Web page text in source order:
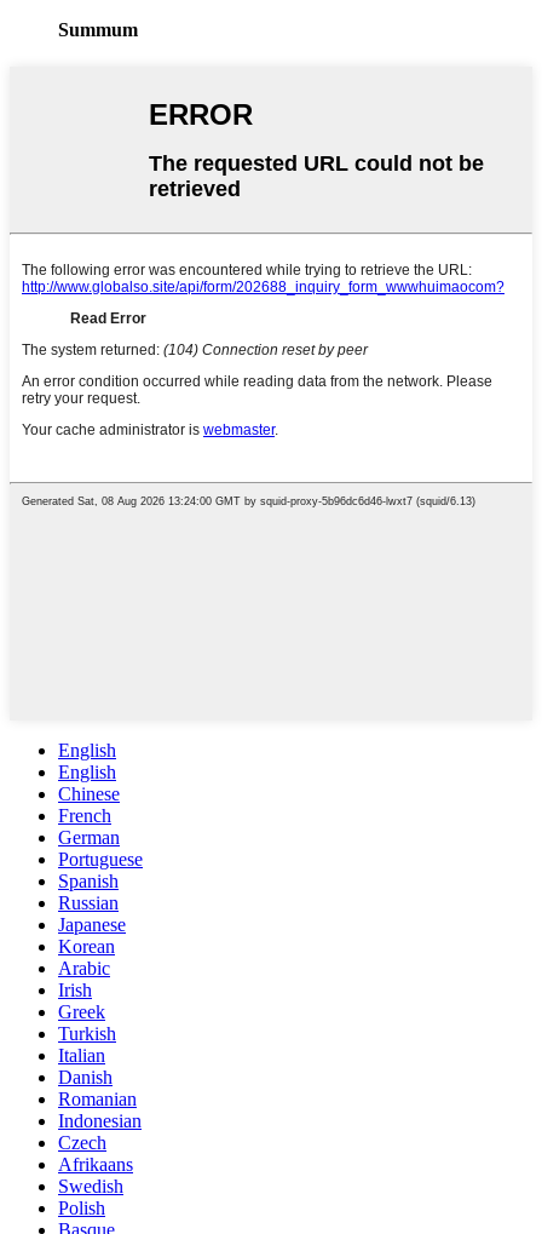
Summum
English
English
Chinese
French
German
Portuguese
Spanish
Russian
Japanese
Korean
Arabic
Irish
Greek
Turkish
Italian
Danish
Romanian
Indonesian
Czech
Afrikaans
Swedish
Polish